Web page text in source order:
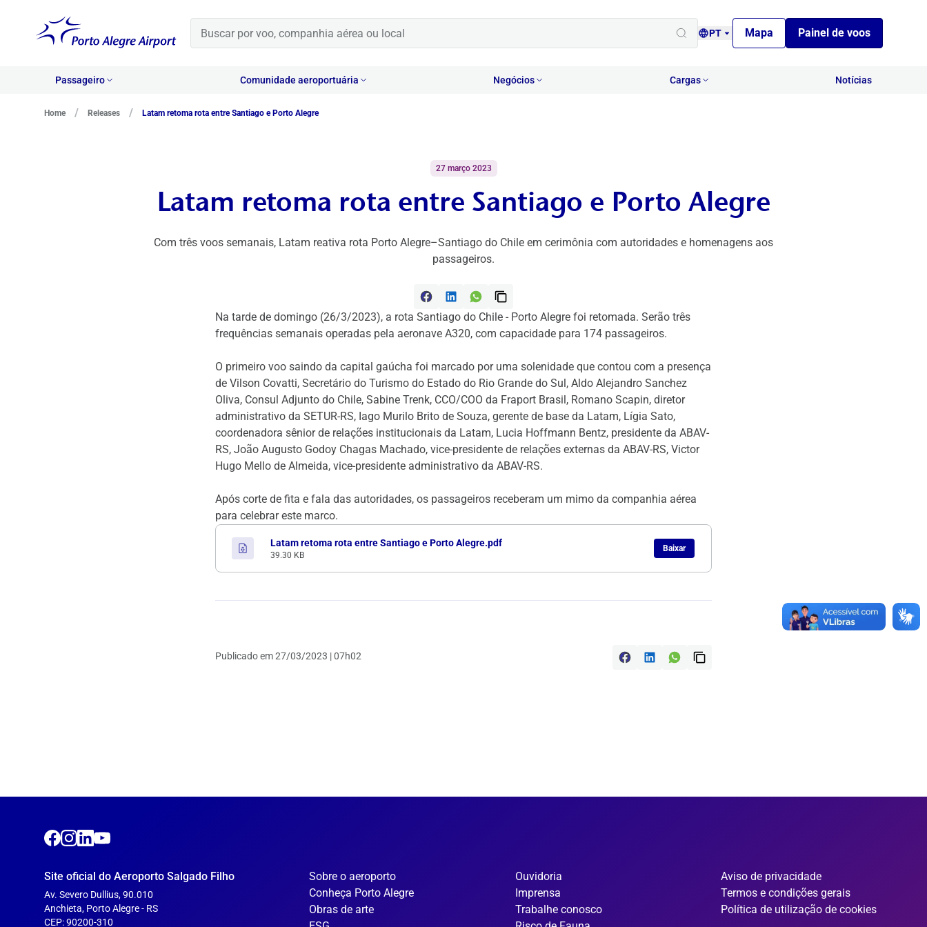
PT Mapa Painel de voos
Passageiro Comunidade aeroportuária Negócios Cargas Notícias
Home / Releases / Latam retoma rota entre Santiago e Porto Alegre
27 março 2023
Latam retoma rota entre Santiago e Porto Alegre
Com três voos semanais, Latam reativa rota Porto Alegre–Santiago do Chile em cerimônia com autoridades e homenagens aos
passageiros.
Na tarde de domingo (26/3/2023), a rota Santiago do Chile - Porto Alegre foi retomada. Serão três
frequências semanais operadas pela aeronave A320, com capacidade para 174 passageiros.
O primeiro voo saindo da capital gaúcha foi marcado por uma solenidade que contou com a presença
de Vilson Covatti, Secretário do Turismo do Estado do Rio Grande do Sul, Aldo Alejandro Sanchez
Oliva, Consul Adjunto do Chile, Sabine Trenk, CCO/COO da Fraport Brasil, Romano Scapin, diretor
administrativo da SETUR-RS, Iago Murilo Brito de Souza, gerente de base da Latam, Lígia Sato,
coordenadora sênior de relações institucionais da Latam, Lucia Hoffmann Bentz, presidente da ABAV-
RS, João Augusto Godoy Chagas Machado, vice-presidente de relações externas da ABAV-RS, Victor
Hugo Mello de Almeida, vice-presidente administrativo da ABAV-RS.
Após corte de fita e fala das autoridades, os passageiros receberam um mimo da companhia aérea
para celebrar este marco.
Latam retoma rota entre Santiago e Porto Alegre.pdf
39.30 KB
Baixar
Publicado em27/03/2023 | 07h02
Site oficial do Aeroporto Salgado Filho
Av. Severo Dullius, 90.010
Anchieta, Porto Alegre - RS
CEP: 90200-310
Sobre o aeroporto
Conheça Porto Alegre
Obras de arte
Ouvidoria
Imprensa
Trabalhe conosco
Aviso de privacidade
Termos e condições gerais
Política de utilização de cookies